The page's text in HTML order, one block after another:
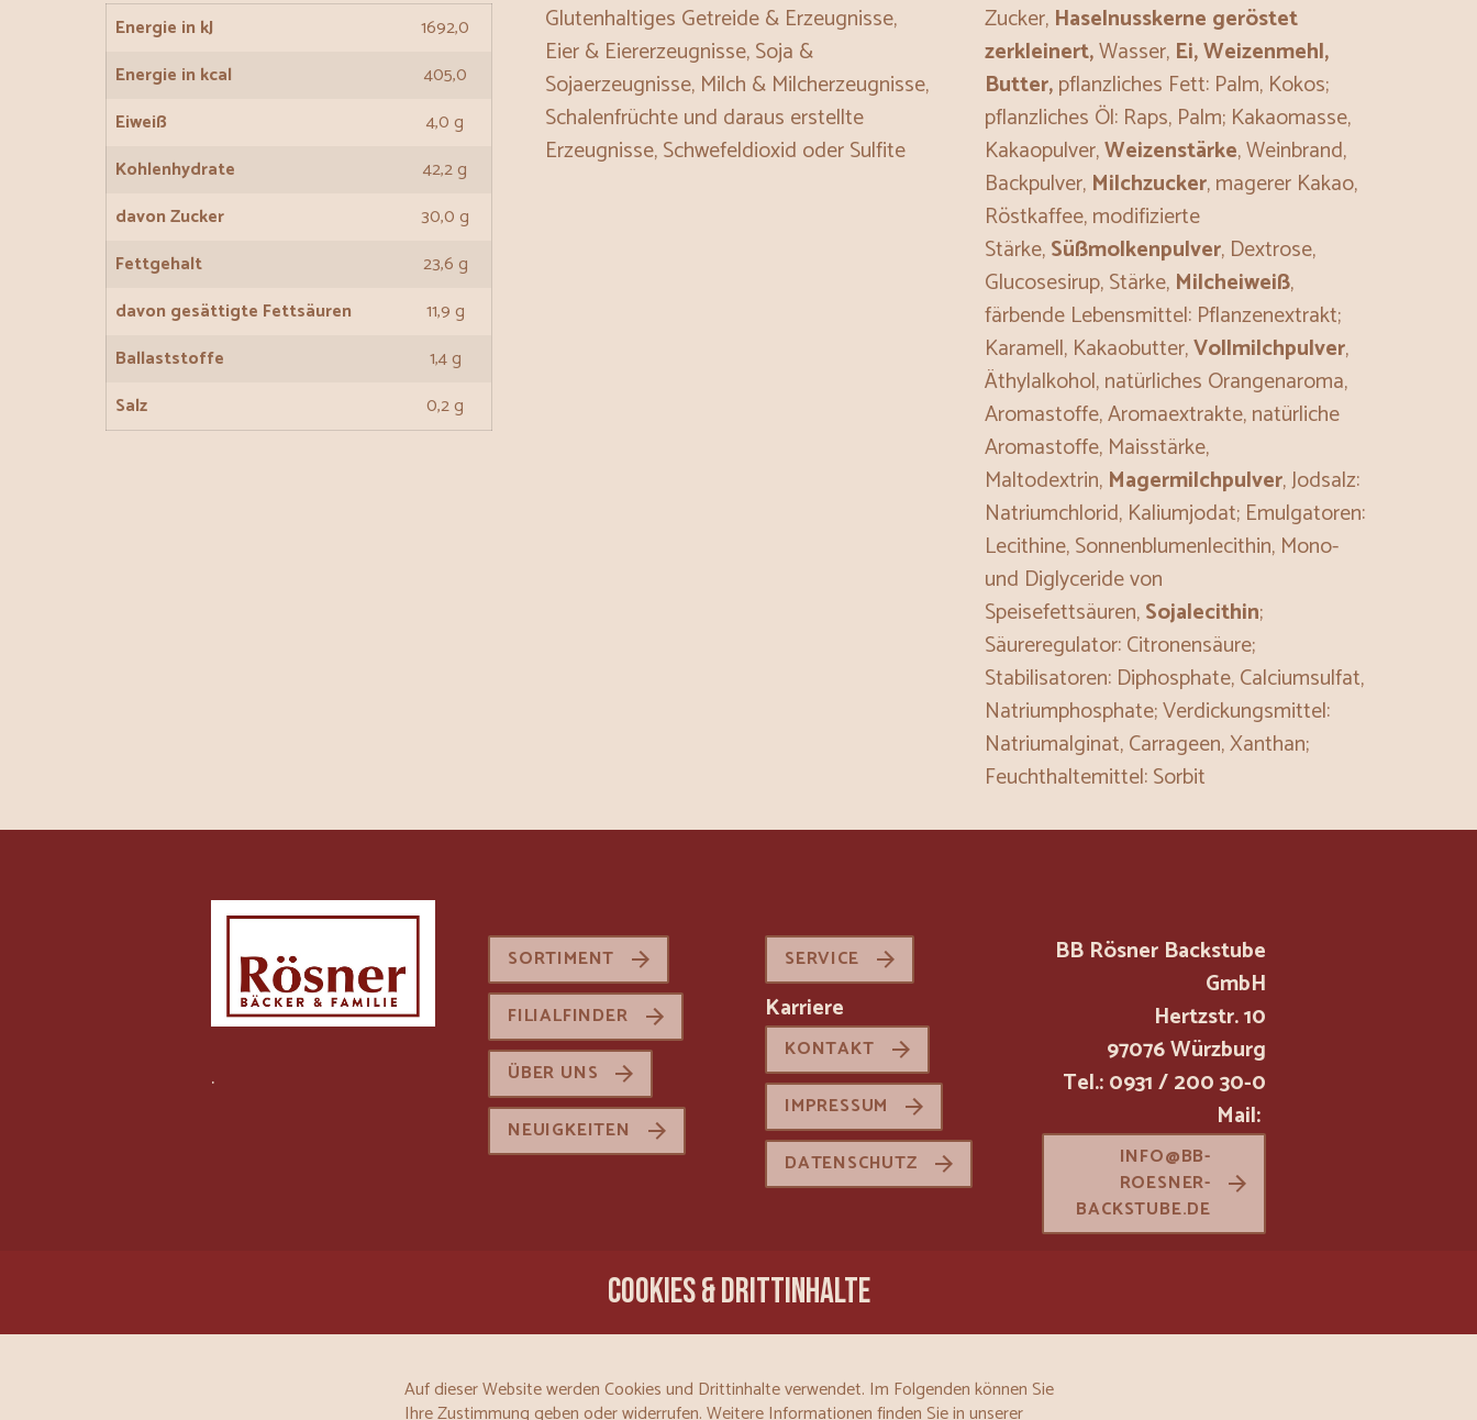
Energie in kJ
1692,0
Energie in kcal
405,0
Eiweiß
4,0 g
Kohlenhydrate
42,2 g
davon Zucker
30,0 g
Fettgehalt
23,6 g
davon gesättigte Fettsäuren
11,9 g
Ballaststoffe
1,4 g
Salz
0,2 g
Glutenhaltiges Getreide & Erzeugnisse,
Eier & Eiererzeugnisse, Soja &
Sojaerzeugnisse, Milch & Milcherzeugnisse,
Schalenfrüchte und daraus erstellte
Erzeugnisse, Schwefeldioxid oder Sulfite
Zucker, Haselnusskerne geröstet
zerkleinert,Wasser, Ei, Weizenmehl,
Butter,pflanzliches Fett: Palm, Kokos;
pflanzliches Öl: Raps, Palm; Kakaomasse,
Kakaopulver,Weizenstärke, Weinbrand,
Backpulver, Milchzucker, magerer Kakao,
Röstkaffee, modifizierte
Stärke,Süßmolkenpulver, Dextrose,
Glucosesirup, Stärke, Milcheiweiß,
färbende Lebensmittel: Pflanzenextrakt;
Karamell, Kakaobutter,Vollmilchpulver,
Äthylalkohol, natürliches Orangenaroma,
Aromastoffe, Aromaextrakte, natürliche
Aromastoffe, Maisstärke,
Maltodextrin, Magermilchpulver, Jodsalz:
Natriumchlorid, Kaliumjodat; Emulgatoren:
Lecithine, Sonnenblumenlecithin, Mono-
und Diglyceride von
Speisefettsäuren,Sojalecithin;
Säureregulator: Citronensäure;
Stabilisatoren: Diphosphate, Calciumsulfat,
Natriumphosphate; Verdickungsmittel:
Natriumalginat, Carrageen, Xanthan;
Feuchthaltemittel: Sorbit
.
SORTIMENT
FILIALFINDER
ÜBER UNS
NEUIGKEITEN
SERVICE
Karriere
KONTAKT
IMPRESSUM
DATENSCHUTZ
BB Rösner Backstube
GmbH
Hertzstr. 10
97076 Würzburg
Tel.: 0931 / 200 30-0
Mail:
INFO@BB-
ROESNER-
BACKSTUBE.DE
COOKIES & DRITTINHALTE
Auf dieser Website werden Cookies und Drittinhalte verwendet. Im Folgenden können Sie
Ihre Zustimmung geben oder widerrufen. Weitere Informationen finden Sie in unserer